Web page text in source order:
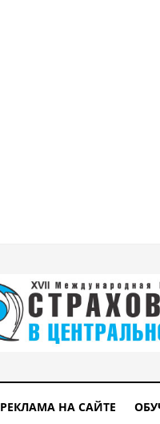
РЕКЛАМА НА САЙТЕ